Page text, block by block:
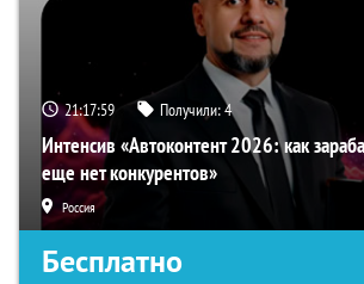
21:17:58 Получили:4
Интенсив «Автоконтент 2026: как
еще нет конкурентов»
Россия
Бесплатно